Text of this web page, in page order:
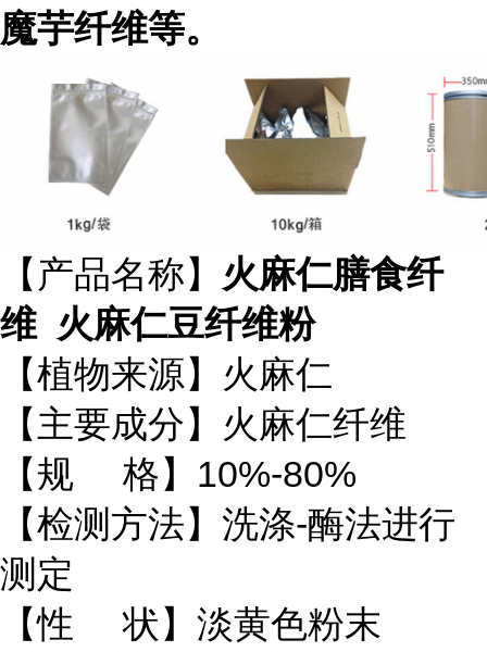
魔芋纤维等。
【产品名称】 火麻仁膳食纤
维 火麻仁豆纤维粉
【植物来源】火麻仁
【主要成分】火麻仁纤维
【规 格】10%-80%
【检测方法】洗涤-酶法进行
测定
【性 状】淡黄色粉末